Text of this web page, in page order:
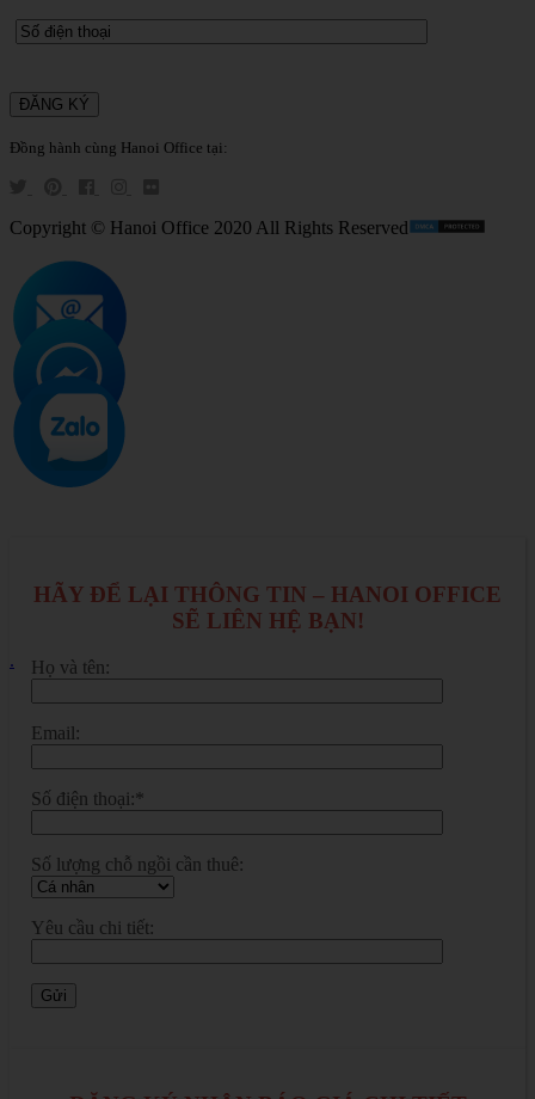
Đồng hành cùng Hanoi Office tại:
Copyright © Hanoi Office 2020 All Rights Reserved
.
HÃY ĐỂ LẠI THÔNG TIN – HANOI OFFICE
SẼ LIÊN HỆ BẠN!
Họ và tên:
Email:
Số điện thoại:*
Số lượng chỗ ngồi cần thuê:
Yêu cầu chi tiết: